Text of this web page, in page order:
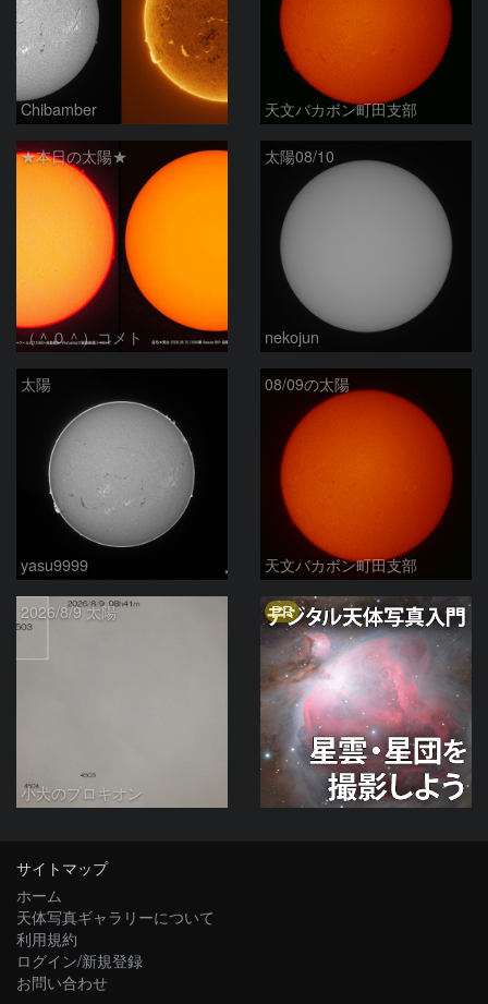
Chibamber 天文バカボン町田支部
★本日の太陽★
（＾０＾）コメト
太陽08/10
nekojun
太陽
yasu9999
08/09の太陽
天文バカボン町田支部
2026/8/9 太陽
小犬のプロキオン
PR
サイトマップ
ホーム
天体写真ギャラリーについて
利用規約
ログイン/新規登録
お問い合わせ